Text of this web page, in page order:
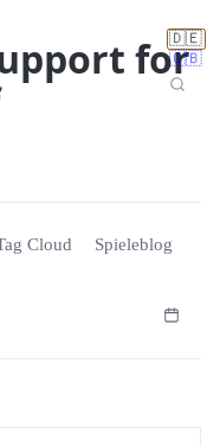
🇩🇪
🇬🇧
for
Cloud Spieleblog